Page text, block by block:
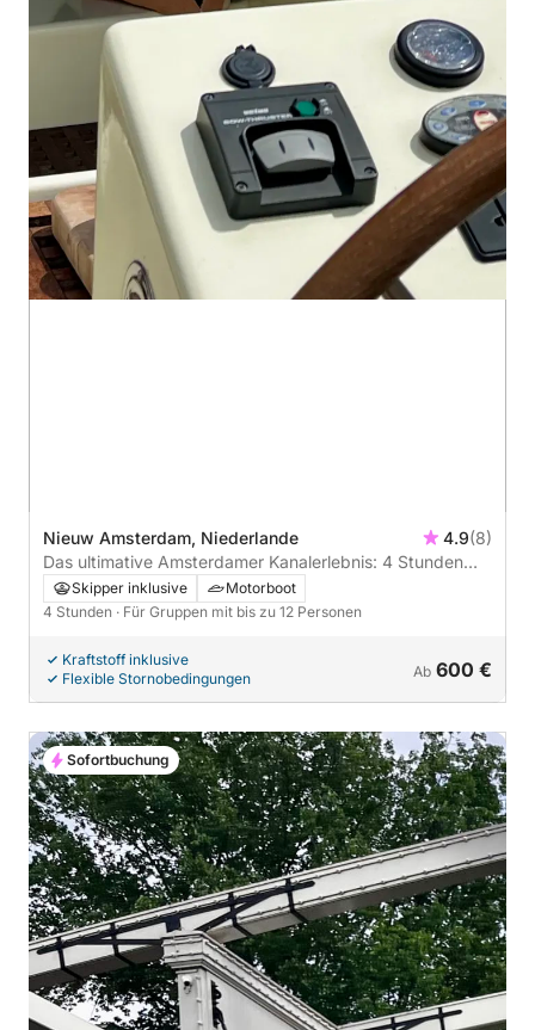
Nieuw Amsterdam, Niederlande 4.9(8)
Das ultimative Amsterdamer Kanalerlebnis: 4 Stunden
Entdeckungsreise
Skipper inklusive
Motorboot
4 Stunden · Für Gruppen mit bis zu 12 Personen
Kraftstoff inklusive
Flexible Stornobedingungen
Ab 600 €
Sofortbuchung